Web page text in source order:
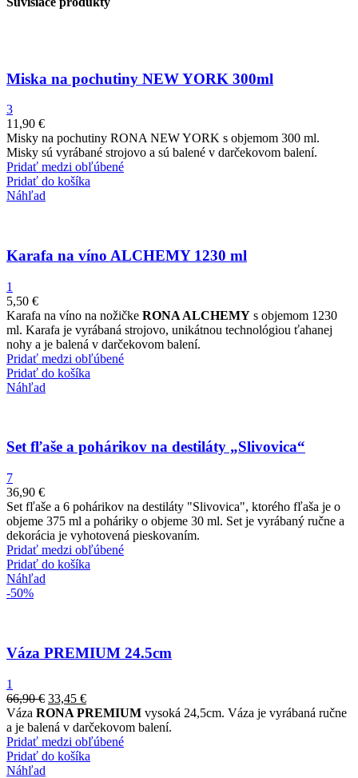
Miska na pochutiny NEW YORK 300ml
3
11,90 €
Misky na pochutiny RONA NEW YORK s objemom 300 ml.
Misky sú vyrábané strojovo a sú balené v darčekovom balení.
Pridať medzi obľúbené
Pridať do košíka
Náhľad
Karafa na víno ALCHEMY 1230 ml
1
5,50 €
Karafa na víno na nožičke RONA ALCHEMY s objemom 1230
ml. Karafa je vyrábaná strojovo, unikátnou technológiou ťahanej
nohy a je balená v darčekovom balení.
Pridať medzi obľúbené
Pridať do košíka
Náhľad
Set fľaše a pohárikov na destiláty „Slivovica“
7
36,90 €
Set fľaše a 6 pohárikov na destiláty "Slivovica", ktorého fľaša je o
objeme 375 ml a poháriky o objeme 30 ml. Set je vyrábaný ručne a
dekorácia je vyhotovená pieskovaním.
Pridať medzi obľúbené
Pridať do košíka
Náhľad
-50%
Váza PREMIUM 24.5cm
1
66,90€ 33,45 €
Váza RONA PREMIUM vysoká 24,5cm. Váza je vyrábaná ručne
a je balená v darčekovom balení.
Pridať medzi obľúbené
Pridať do košíka
Náhľad